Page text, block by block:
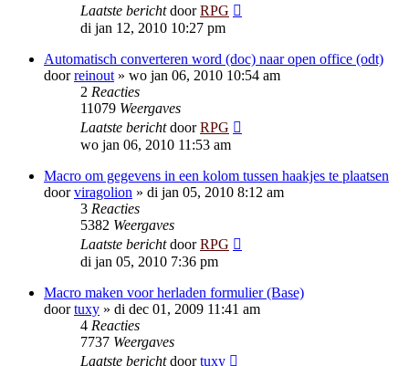
Laatste berichtdoorRPG
di jan 12, 2010 10:27 pm
Automatisch converteren word (doc) naar open office (odt)
doorreinout » wo jan 06, 2010 10:54 am
2 Reacties
11079 Weergaves
Laatste berichtdoorRPG
wo jan 06, 2010 11:53 am
Macro om gegevens in een kolom tussen haakjes te plaatsen
doorviragolion » di jan 05, 2010 8:12 am
3 Reacties
5382 Weergaves
Laatste berichtdoorRPG
di jan 05, 2010 7:36 pm
Macro maken voor herladen formulier (Base)
doortuxy » di dec 01, 2009 11:41 am
4 Reacties
7737 Weergaves
Laatste berichtdoortuxy